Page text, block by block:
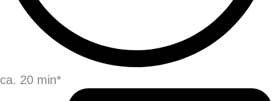
ca. 20 min*